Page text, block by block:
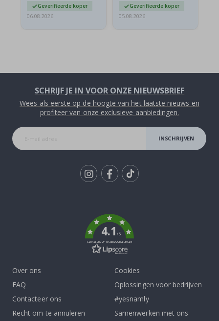
Geverifieerde koper
06.08.2026
Geverifieerde koper
05.08.2026
SCHRIJF JE IN VOOR ONZE NIEUWSBRIEF
Wees als eerste op de hoogte van het laatste nieuws en
profiteer van onze exclusieve aanbiedingen.
INSCHRIJVEN
4.1/5
GEBASEERD OP 1028 BEOORDELINGEN
Over ons
FAQ
Contacteer ons
Recht om te annuleren
Cookies
Oplossingen voor bedrijven
#yesnamly
Samenwerken met ons